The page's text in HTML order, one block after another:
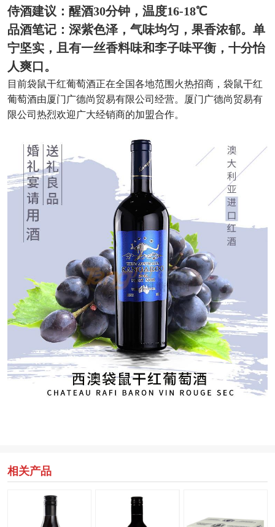
侍酒建议：醒酒30分钟，温度16-18℃
品酒笔记：深紫色泽，气味均匀，果香浓郁。单
宁坚实，且有一丝香料味和李子味平衡，十分怡
人爽口。
目前袋鼠干红葡萄酒正在全国各地范围火热招商，袋鼠干红
葡萄酒由厦门广德尚贸易有限公司经营。厦门广德尚贸易有
限公司热烈欢迎广大经销商的加盟合作。
相关产品